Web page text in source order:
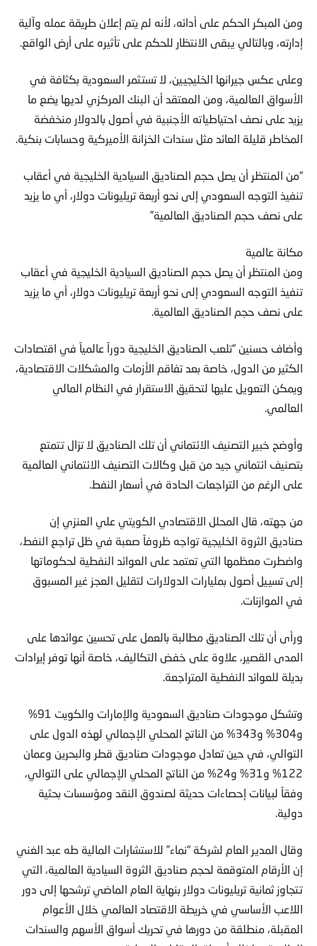
ومن المبكر الحكم على أدائه، لأنه لم يتم إعلان طريقة عمله وآلية
إدارته، وبالتالي يبقى الانتظار للحكم على تأثيره على أرض الواقع.
وعلى عكس جيرانها الخليجيين، لا تستثمر السعودية بكثافة في
الأسواق العالمية، ومن المعتقد أن البنك المركزي لديها يضع ما
يزيد على نصف احتياطياته الأجنبية في أصول بالدولار منخفضة
المخاطر قليلة العائد مثل سندات الخزانة الأميركية وحسابات بنكية.
“من المنتظر أن يصل حجم الصناديق السيادية الخليجية في أعقاب
تنفيذ التوجه السعودي إلى نحو أربعة تريليونات دولار، أي ما يزيد
على نصف حجم الصناديق العالمية”
مكانة عالمية
ومن المنتظر أن يصل حجم الصناديق السيادية الخليجية في أعقاب
تنفيذ التوجه السعودي إلى نحو أربعة تريليونات دولار، أي ما يزيد
على نصف حجم الصناديق العالمية.
وأضاف حسنين “تلعب الصناديق الخليجية دوراً عالمياً في اقتصادات
الكثير من الدول، خاصة بعد تفاقم الأزمات والمشكلات الاقتصادية،
ويمكن التعويل عليها لتحقيق الاستقرار في النظام المالي
العالمي.
وأوضح خبير التصنيف الائتماني أن تلك الصناديق لا تزال تتمتع
بتصنيف ائتماني جيد من قبل وكالات التصنيف الائتماني العالمية
على الرغم من التراجعات الحادة في أسعار النفط.
من جهته، قال المحلل الاقتصادي الكويتي علي العنزي إن
صناديق الثروة الخليجية تواجه ظروفاً صعبة في ظل تراجع النفط،
واضطرت معظمها التي تعتمد على العوائد النفطية لحكوماتها
إلى تسييل أصول بمليارات الدولارات لتقليل العجز غير المسبوق
في الموازنات.
ورأى أن تلك الصناديق مطالبة بالعمل على تحسين عوائدها على
المدى القصير، علاوة على خفض التكاليف، خاصة أنها توفر إيرادات
بديلة للعوائد النفطية المتراجعة.
وتشكل موجودات صناديق السعودية والإمارات والكويت 91%
و304% و343% من الناتج المحلي الإجمالي لهذه الدول على
التوالي، في حين تعادل موجودات صناديق قطر والبحرين وعمان
122% و31% و24% من الناتج المحلي الإجمالي على التوالي،
وفقاً لبيانات إحصاءات حديثة لصندوق النقد ومؤسسات بحثية
دولية.
وقال المدير العام لشركة “نماء” للاستشارات المالية طه عبد الغني
إن الأرقام المتوقعة لحجم صناديق الثروة السيادية العالمية، التي
تتجاوز ثمانية تريليونات دولار بنهاية العام الماضي ترشحها إلى دور
اللاعب الأساسي في خريطة الاقتصاد العالمي خلال الأعوام
المقبلة، منطلقة من دورها في تحريك أسواق الأسهم والسندات